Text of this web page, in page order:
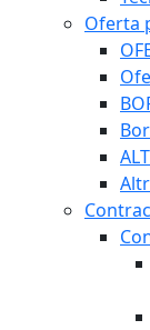
Oferta